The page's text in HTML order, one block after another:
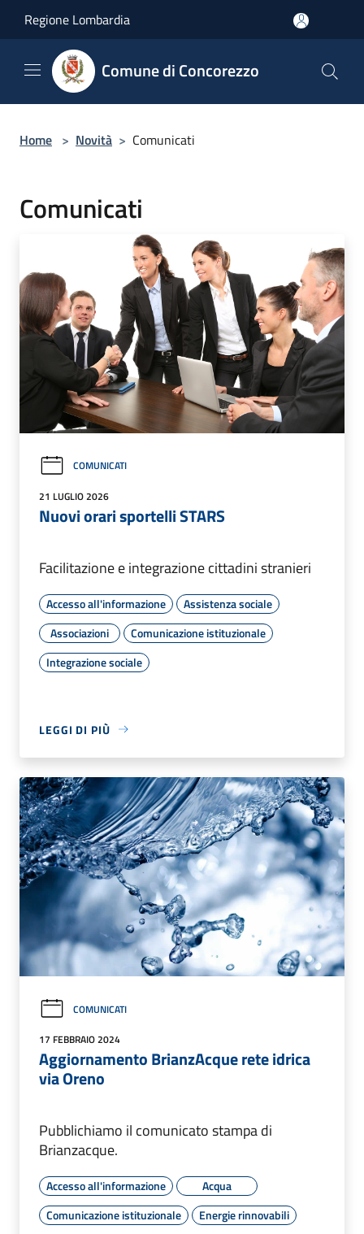
Regione Lombardia
Comune di Concorezzo
Home > Novità > Comunicati
Comunicati
COMUNICATI
21 LUGLIO 2026
Nuovi orari sportelli STARS
Facilitazione e integrazione cittadini stranieri
Accesso all'informazione
Assistenza sociale
Associazioni
Comunicazione istituzionale
Integrazione sociale
LEGGI DI PIÙ
COMUNICATI
17 FEBBRAIO 2024
Aggiornamento BrianzAcque rete idrica
via Oreno
Pubblichiamo il comunicato stampa di
Brianzacque.
Accesso all'informazione
Acqua
Comunicazione istituzionale
Energie rinnovabili